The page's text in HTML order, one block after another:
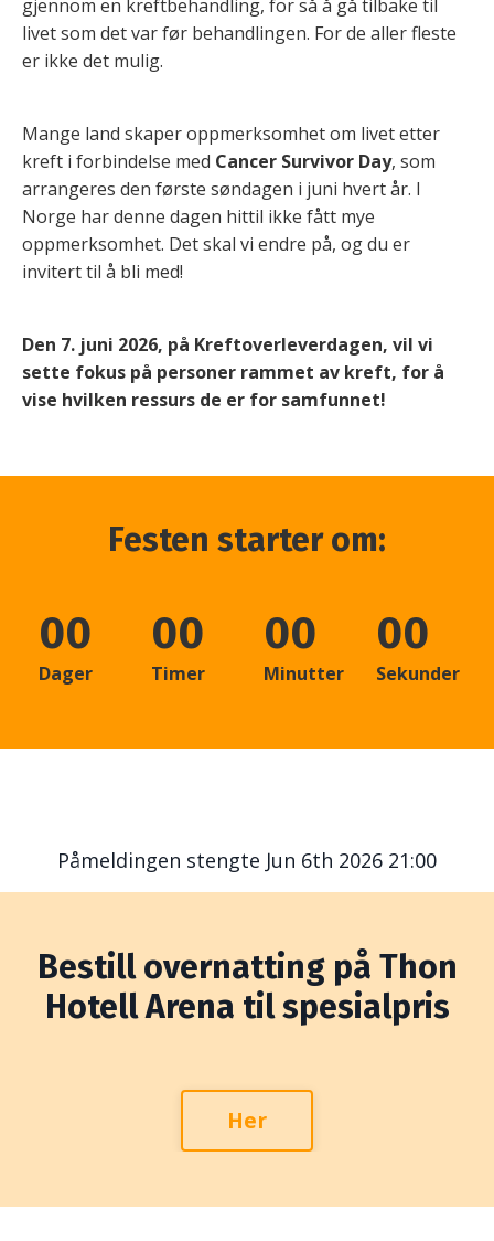
gjennom en kreftbehandling, for så å gå tilbake til
livet som det var før behandlingen. For de aller fleste
er ikke det mulig.
Mange land skaper oppmerksomhet om livet etter
kreft i forbindelse med Cancer Survivor Day, som
arrangeres den første søndagen i juni hvert år. I
Norge har denne dagen hittil ikke fått mye
oppmerksomhet. Det skal vi endre på, og du er
invitert til å bli med!
Den 7. juni 2026, på Kreftoverleverdagen, vil vi
sette fokus på personer rammet av kreft, for å
vise hvilken ressurs de er for samfunnet!
Festen starter om:
00
Dager
00
Timer
00
Minutter
00
Sekunder
Påmeldingen stengte Jun 6th 2026 21:00
Bestill overnatting på Thon
Hotell Arena til spesialpris
Her